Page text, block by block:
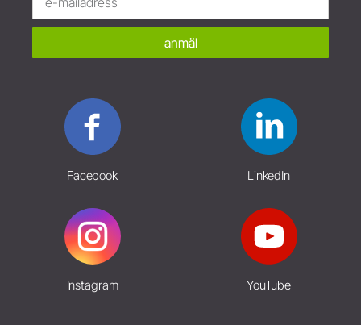
anmäl
Facebook LinkedIn
Instagram YouTube